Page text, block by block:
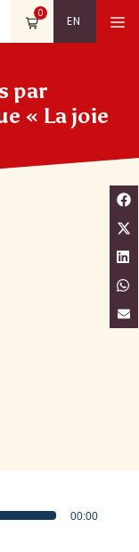
EN
0
par
« La joie
00:00